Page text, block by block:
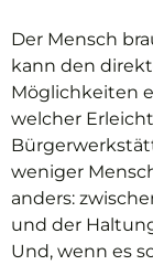
Der Mensch
kann den
Möglichkeiten
welcher
weniger
anders:
und der
Und, wenn es